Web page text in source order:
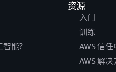
能？
资源
入门
训练
AWS 信任
AWS 解决